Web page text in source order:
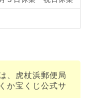
、虎杖浜郵便局
か宝くじ公式サ